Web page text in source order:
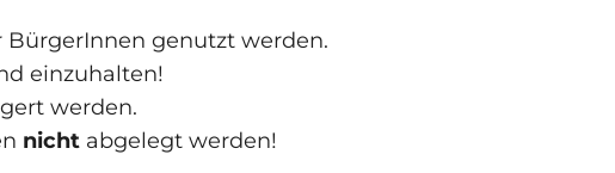
genutzt werden.
einzuhalten!
werden.
nicht abgelegt werden!